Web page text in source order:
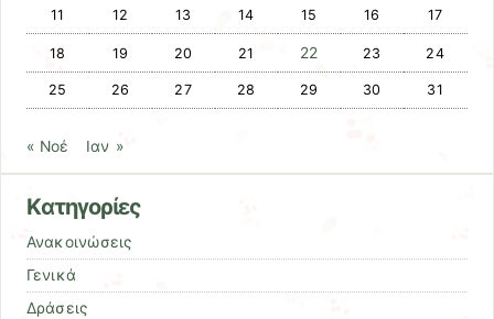
11 12 13 14 15 16 17
18 19 20 21 22 23 24
25 26 27 28 29 30 31
« Νοέ Ιαν »
Kατηγορίες
Ανακοινώσεις
Γενικά
Δράσεις